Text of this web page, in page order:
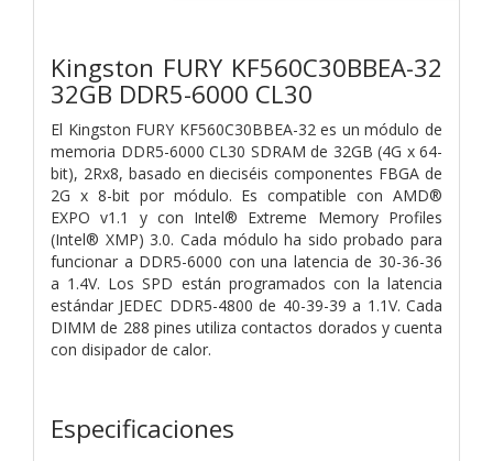
Kingston FURY KF560C30BBEA-32
32GB DDR5-6000 CL30
El Kingston FURY KF560C30BBEA-32 es un módulo de
memoria DDR5-6000 CL30 SDRAM de 32GB (4G x 64-
bit), 2Rx8, basado en dieciséis componentes FBGA de
2G x 8-bit por módulo. Es compatible con AMD®
EXPO v1.1 y con Intel® Extreme Memory Profiles
(Intel® XMP) 3.0. Cada módulo ha sido probado para
funcionar a DDR5-6000 con una latencia de 30-36-36
a 1.4V. Los SPD están programados con la latencia
estándar JEDEC DDR5-4800 de 40-39-39 a 1.1V. Cada
DIMM de 288 pines utiliza contactos dorados y cuenta
con disipador de calor.
Especificaciones